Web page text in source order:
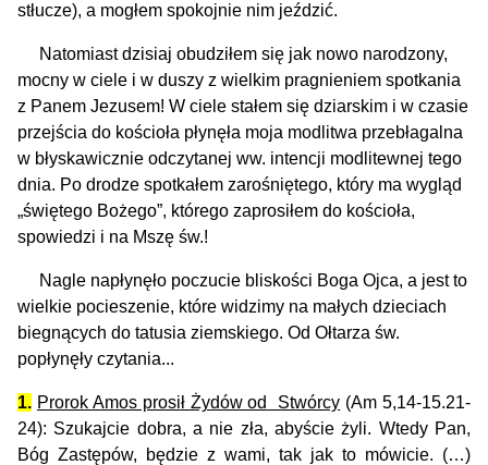
stłucze), a mogłem spokojnie nim jeździć.
Natomiast dzisiaj obudziłem się jak nowo narodzony,
mocny w ciele i w duszy z wielkim pragnieniem spotkania
z Panem Jezusem! W ciele stałem się dziarskim i w czasie
przejścia do kościoła płynęła moja modlitwa przebłagalna
w błyskawicznie odczytanej ww. intencji modlitewnej tego
dnia. Po drodze spotkałem zarośniętego, który ma wygląd
„świętego Bożego”, którego zaprosiłem do kościoła,
spowiedzi i na Mszę św.!
Nagle napłynęło poczucie bliskości Boga Ojca, a jest to
wielkie pocieszenie, które widzimy na małych dzieciach
biegnących do tatusia ziemskiego. Od Ołtarza św.
popłynęły czytania...
1. Prorok Amos prosił Żydów od Stwórcy (Am 5,14-15.21-
24): Szukajcie dobra, a nie zła, abyście żyli. Wtedy Pan,
Bóg Zastępów, będzie z wami, tak jak to mówicie. (…)